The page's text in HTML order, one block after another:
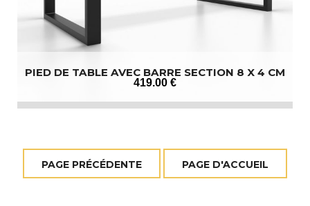
PIED DE TABLE AVEC BARRE SECTION 8 X 4 CM
419.00 €